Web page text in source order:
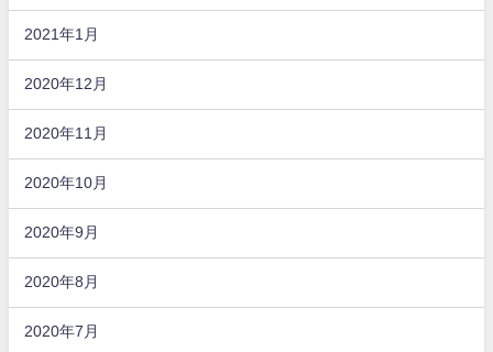
2021年1月
2020年12月
2020年11月
2020年10月
2020年9月
2020年8月
2020年7月